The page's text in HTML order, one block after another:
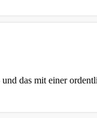
das mit einer